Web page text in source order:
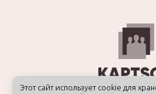
Этот сайт использует cookie для